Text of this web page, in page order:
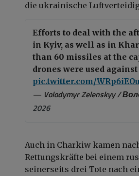
die ukrainische
Efforts to deal with the
in Kyiv, as well as in
than 60 missiles at the
drones were used
pic.twitter.com/
— Volodymyr Zelenskyy /
2026
Auch in Charkiw kamen
Rettungskräfte bei einem
seinerseits drei Tote nach